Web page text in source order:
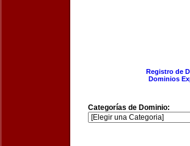
Registro de
Dominios
Categorías de Dominio: